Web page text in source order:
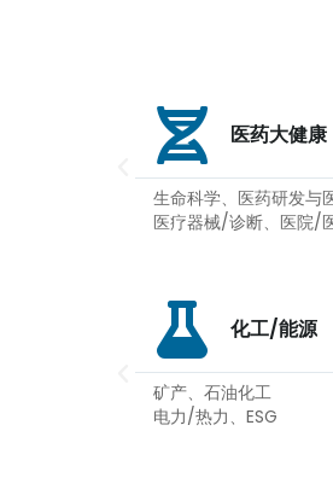
医药大健康
生命科学、医药研发与
医疗器械/诊断、医院/
化工/能源
矿产、石油化工
电力/热力、ESG